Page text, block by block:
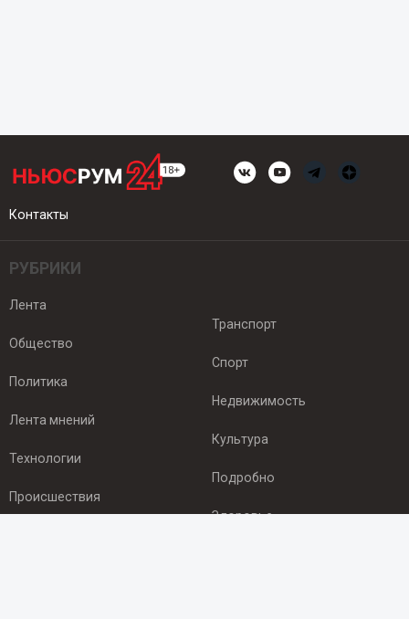
Контакты
РУБРИКИ
Лента
Общество
Политика
Лента мнений
Технологии
Происшествия
Транспорт
Спорт
Недвижимость
Культура
Подробно
Здоровье